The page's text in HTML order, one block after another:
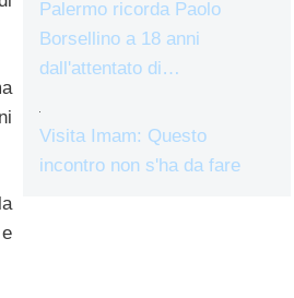
Palermo ricorda Paolo
Borsellino a 18 anni
dall'attentato di…
Visita Imam: Questo
incontro non s'ha da fare